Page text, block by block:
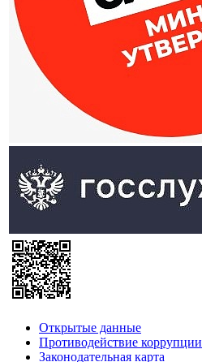
Открытые данные
Противодействие коррупции
Законодательная карта